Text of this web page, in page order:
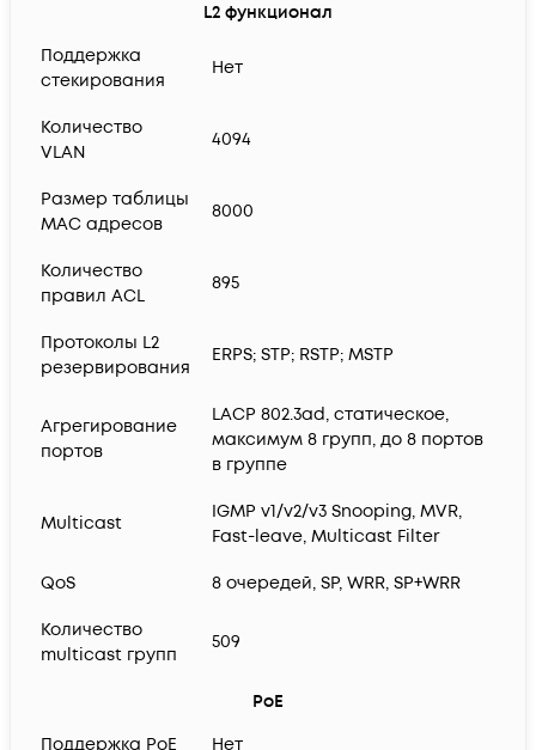
L2 функционал
Поддержка
стекирования
Нет
Количество
VLAN
4094
Размер таблицы
MAC адресов
8000
Количество
правил ACL
895
Протоколы L2
резервирования
ERPS; STP; RSTP; MSTP
Агрегирование
портов
LACP 802.3ad, статическое,
максимум 8 групп, до 8 портов
в группе
Multicast
IGMP v1/v2/v3 Snooping, MVR,
Fast-leave, Multicast Filter
QoS 8 очередей, SP, WRR, SP+WRR
Количество
multicast групп
509
PoE
Поддержка PoE
Нет